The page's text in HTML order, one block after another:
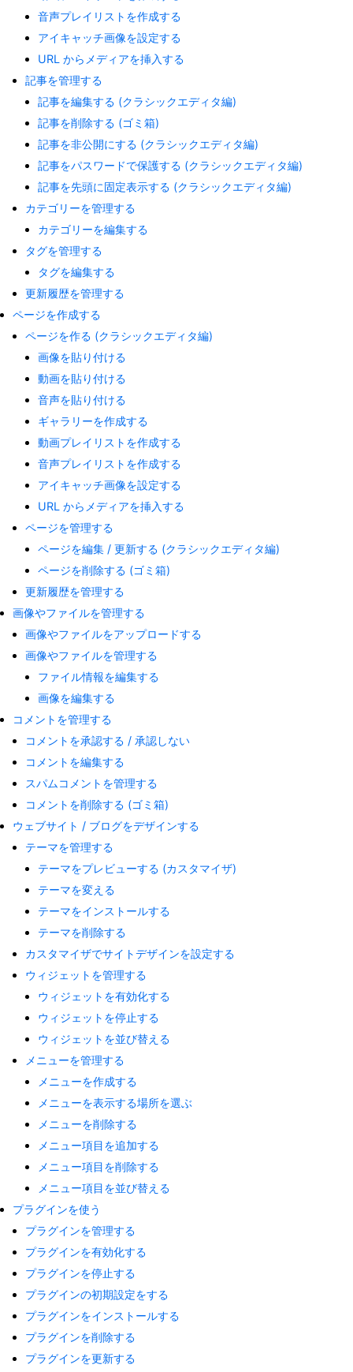
音声プレイリストを作成する
アイキャッチ画像を設定する
URL からメディアを挿入する
記事を管理する
記事を編集する (クラシックエディタ編)
記事を削除する (ゴミ箱)
記事を非公開にする (クラシックエディタ編)
記事をパスワードで保護する (クラシックエディタ編)
記事を先頭に固定表示する (クラシックエディタ編)
カテゴリーを管理する
カテゴリーを編集する
タグを管理する
タグを編集する
更新履歴を管理する
ページを作成する
ページを作る (クラシックエディタ編)
画像を貼り付ける
動画を貼り付ける
音声を貼り付ける
ギャラリーを作成する
動画プレイリストを作成する
音声プレイリストを作成する
アイキャッチ画像を設定する
URL からメディアを挿入する
ページを管理する
ページを編集 / 更新する (クラシックエディタ編)
ページを削除する (ゴミ箱)
更新履歴を管理する
画像やファイルを管理する
画像やファイルをアップロードする
画像やファイルを管理する
ファイル情報を編集する
画像を編集する
コメントを管理する
コメントを承認する / 承認しない
コメントを編集する
スパムコメントを管理する
コメントを削除する (ゴミ箱)
ウェブサイト / ブログをデザインする
テーマを管理する
テーマをプレビューする (カスタマイザ)
テーマを変える
テーマをインストールする
テーマを削除する
カスタマイザでサイトデザインを設定する
ウィジェットを管理する
ウィジェットを有効化する
ウィジェットを停止する
ウィジェットを並び替える
メニューを管理する
メニューを作成する
メニューを表示する場所を選ぶ
メニューを削除する
メニュー項目を追加する
メニュー項目を削除する
メニュー項目を並び替える
プラグインを使う
プラグインを管理する
プラグインを有効化する
プラグインを停止する
プラグインの初期設定をする
プラグインをインストールする
プラグインを削除する
プラグインを更新する